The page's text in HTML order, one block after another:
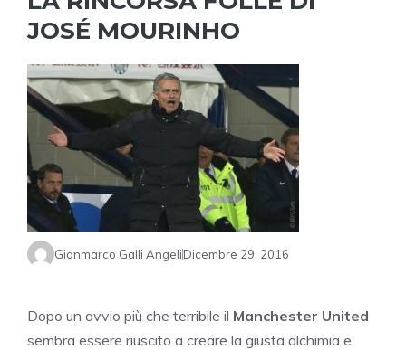
JOSÉ MOURINHO
Gianmarco Galli AngeliDicembre 29, 2016
Dopo un avvio più che terribile il Manchester United
sembra essere riuscito a creare la giusta alchimia e